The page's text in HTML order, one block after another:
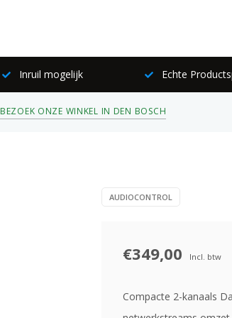
Inruil mogelijk Echte
BEZOEK ONZE WINKEL IN DEN BOSCH
AUDIOCONTROL
€349,00 Incl. btw
Compacte 2-kanaals